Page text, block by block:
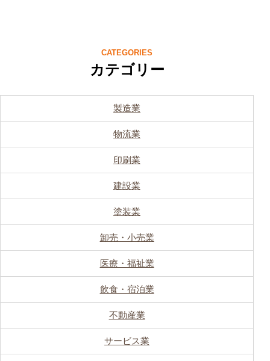
CATEGORIES
カテゴリー
製造業
物流業
印刷業
建設業
塗装業
卸売・小売業
医療・福祉業
飲食・宿泊業
不動産業
サービス業